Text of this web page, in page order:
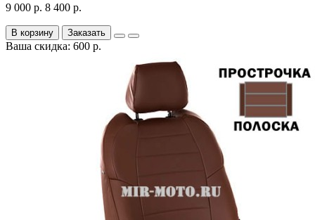
9 000 р. 8 400 р.
В корзину Заказать
Ваша скидка: 600 р.